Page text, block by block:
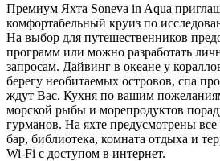
Премиум Яхта Soneva in Aqua
комфортабельный круиз по
На выбор для путешественников
программ или можно разработать
запросам. Дайвинг в океане у
берегу необитаемых островов, спа
ждут Вас. Кухня по вашим
морской рыбы и морепродуктов
гурманов. На яхте предусмотрены все
бар, библиотека, комната отдыха и
Wi-Fi с доступом в интернет.